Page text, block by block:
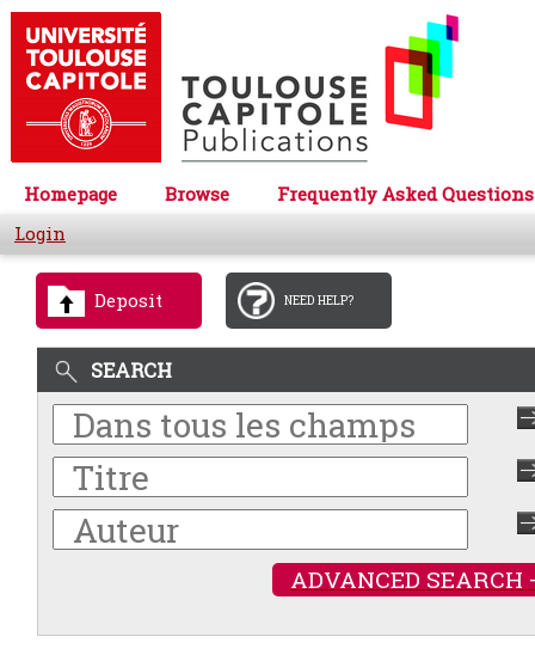
Homepage Browse
Frequently Asked Questions
Login
Deposit NEED HELP?
SEARCH
ADVANCED SEARCH